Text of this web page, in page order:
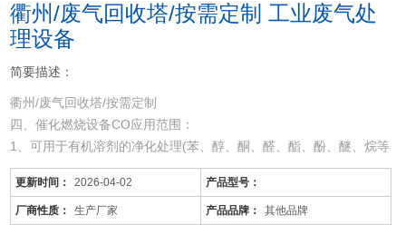
衢州/废气回收塔/按需定制 工业废气处
理设备
简要描述：
衢州/废气回收塔/按需定制
四、催化燃烧设备CO应用范围：
1、可用于有机溶剂的净化处理(苯、醇、酮、醛、酯、酚、醚、烷等
混合有机废气)。
2、适用于电线、电缆、漆包线、机械、电机、化工、仪表、汽车、
自行车、摩托车、发动机、磁带、塑料、家用电器等行业的有机废气
更新时间： 2026-04-02 产品型号：
厂商性质： 生产厂家 产品品牌： 其他品牌